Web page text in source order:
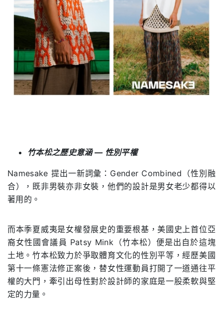
竹本松之歷史意涵 — 性別平權
Namesake 提出一新詞彙：Gender Combined（性別融
合），既非男裝亦非女裝，他們的設計是男女老少都得以
著用的。
而本季夏威夷是女權發展史的重要根基，美國史上首位亞
裔女性國會議員 Patsy Mink（竹本松）便是出自於這塊
土地。竹本松致力於爭取體育文化的性別平等，經歷美國
第十一條憲法修正案後，替女性運動員打開了一道通往平
權的大門，牽引出母性對於設計師的家庭是一股柔軟與堅
定的力量。